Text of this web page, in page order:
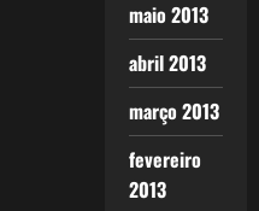
maio 2013
abril 2013
março 2013
fevereiro
2013